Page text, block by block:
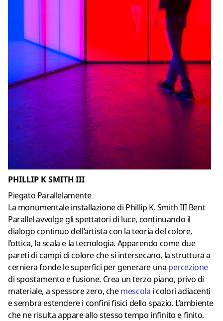
PHILLIP K SMITH III
Piegato Parallelamente
La monumentale installazione di Phillip K. Smith III Bent
Parallel avvolge gli spettatori di luce, continuando il
dialogo continuo dell’artista con la teoria del colore,
l’ottica, la scala e la tecnologia. Apparendo come due
pareti di campi di colore che si intersecano, la struttura a
cerniera fonde le superfici per generare una percezione
di spostamento e fusione. Crea un terzo piano, privo di
materiale, a spessore zero, chemescola i colori adiacenti
e sembra estendere i confini fisici dello spazio. L’ambiente
che ne risulta appare allo stesso tempo infinito e finito.